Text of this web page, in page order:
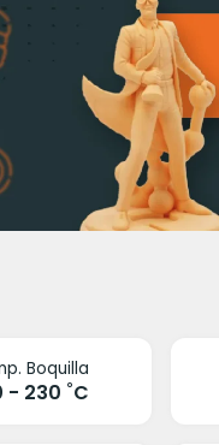
Boquilla
- 230 ˚C